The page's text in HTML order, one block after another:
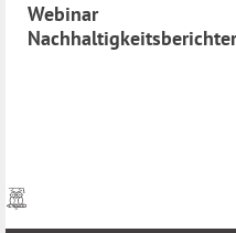
Webinar
Preise
inkl.